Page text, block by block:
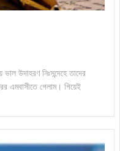
উদাহরণ নিঃসন্দেহে তাদের
এমবাসীতে গেলাম। গিয়েই